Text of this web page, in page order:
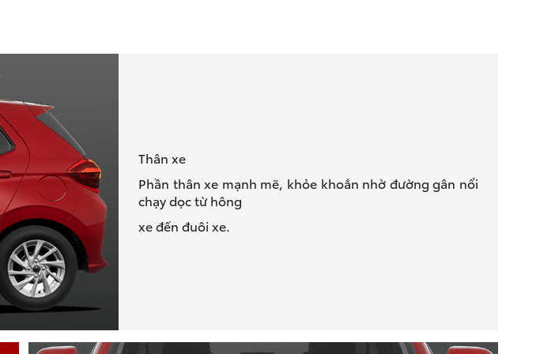
Thân xe
Phần thân xe mạnh mẽ, khỏe khoắn nhờ đường gân nổi
chạy dọc từ hông
xe đến đuôi xe.